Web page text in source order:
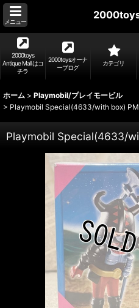
メニュー
2000toys
Antique Mall はコ
チラ
2000toysオーナ
ーブログ
カテゴリ
ホーム > Playmobil/プレイモービル
> Playmobil Special(4633/with box)
Playmobil Special(4633/